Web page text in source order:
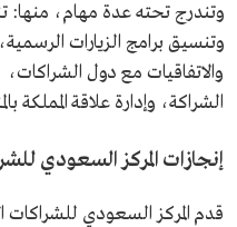
وتندرج تحته عدة مهام، منها:
وتنسيق برامج الزيارات
والاتفاقيات مع دول
الشراكة، وإدارة علاقة المملكة
إنجازات المركز السعودي
قدم المركز السعودي للشراكات